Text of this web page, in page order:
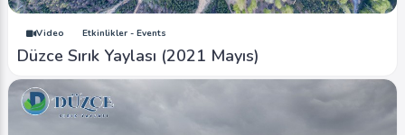
Video Etkinlikler - Events
Düzce Sırık Yaylası (2021 Mayıs)